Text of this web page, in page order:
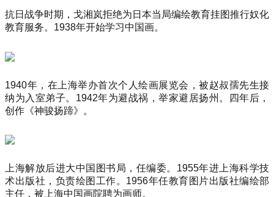
抗日战争时期，戈湘岚拒绝为日本当局编绘教育挂图推行奴化
教育服务。1938年开始学习中国画。
1940年，在上海举办首次个人绘画展览会，被赵叔孺先生接
纳为入室弟子。1942年为避战祸，举家避居扬州。四年后，
创作《神骏扬蹄》。
上海解放后进大中国图书局，任编委。1955年进上海科学技
术出版社，负责绘图工作。1956年任教育图片出版社编绘部
主任，被上海中国画院聘为画师。